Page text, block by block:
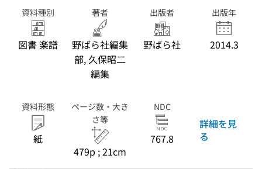
資料種別
図書 楽譜
著者
野ばら社編集
部, 久保昭二
編集
出版者
野ばら社
出版年
2014.3
資料形態
紙
ページ数・大き
さ等
479p ; 21cm
NDC
767.8
詳細を見
る